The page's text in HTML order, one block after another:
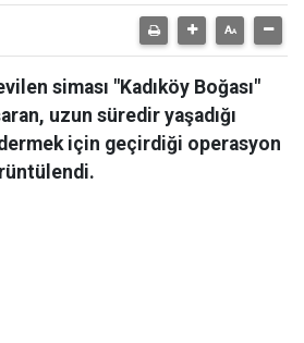
siması "Kadıköy Boğası"
uzun süredir yaşadığı
için geçirdiği operasyon